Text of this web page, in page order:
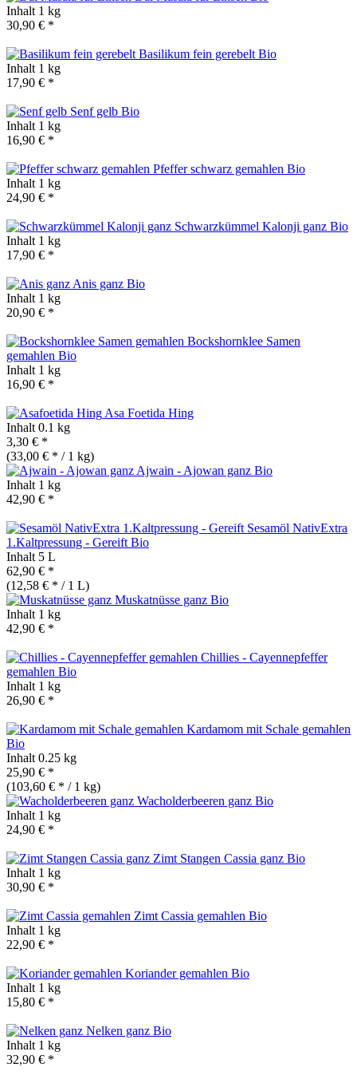
Inhalt 1 kg
30,90 € *
Basilikum fein gerebelt Bio
Inhalt 1 kg
17,90 € *
Senf gelb Bio
Inhalt 1 kg
16,90 € *
Pfeffer schwarz gemahlen Bio
Inhalt 1 kg
24,90 € *
Schwarzkümmel Kalonji ganz Bio
Inhalt 1 kg
17,90 € *
Anis ganz Bio
Inhalt 1 kg
20,90 € *
Bockshornklee Samen
gemahlen Bio
Inhalt 1 kg
16,90 € *
Asa Foetida Hing
Inhalt 0.1 kg
3,30 € *
(33,00 € * / 1 kg)
Ajwain - Ajowan ganz Bio
Inhalt 1 kg
42,90 € *
Sesamöl NativExtra
1.Kaltpressung - Gereift Bio
Inhalt 5 L
62,90 € *
(12,58 € * / 1 L)
Muskatnüsse ganz Bio
Inhalt 1 kg
42,90 € *
Chillies - Cayennepfeffer
gemahlen Bio
Inhalt 1 kg
26,90 € *
Kardamom mit Schale gemahlen
Bio
Inhalt 0.25 kg
25,90 € *
(103,60 € * / 1 kg)
Wacholderbeeren ganz Bio
Inhalt 1 kg
24,90 € *
Zimt Stangen Cassia ganz Bio
Inhalt 1 kg
30,90 € *
Zimt Cassia gemahlen Bio
Inhalt 1 kg
22,90 € *
Koriander gemahlen Bio
Inhalt 1 kg
15,80 € *
Nelken ganz Bio
Inhalt 1 kg
32,90 € *